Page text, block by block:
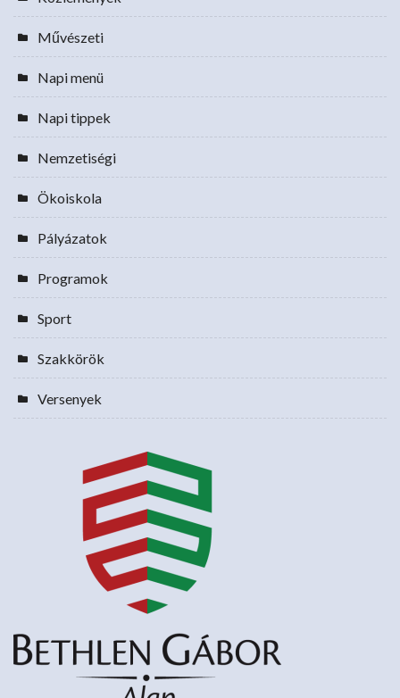
Művészeti
Napi menü
Napi tippek
Nemzetiségi
Ökoiskola
Pályázatok
Programok
Sport
Szakkörök
Versenyek